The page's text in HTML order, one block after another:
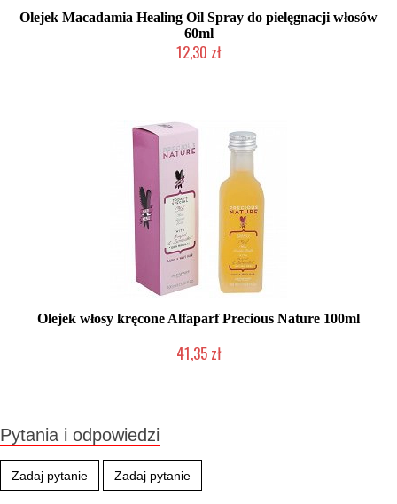
Olejek Macadamia Healing Oil Spray do pielęgnacji włosów
60ml
12,30 zł
Olejek włosy kręcone Alfaparf Precious Nature 100ml
41,35 zł
Pytania i odpowiedzi
Zadaj pytanie Zadaj pytanie